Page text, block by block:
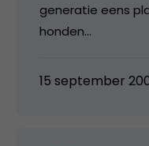
generatie eens
honden…
15 september